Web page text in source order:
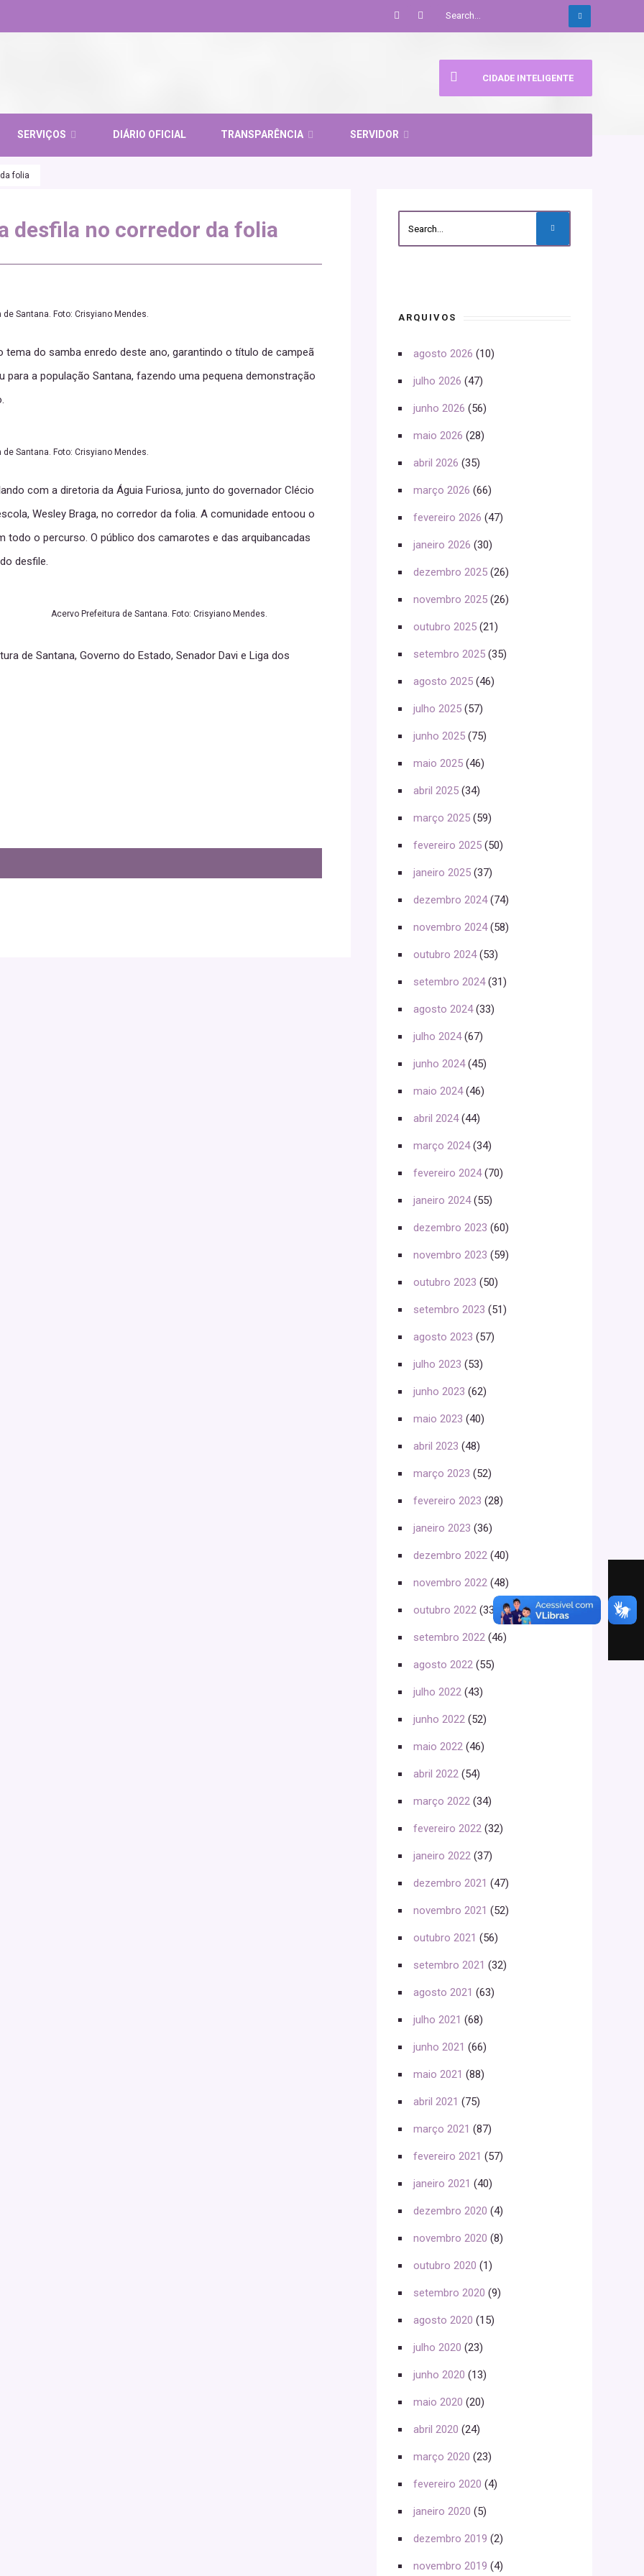
SERVIÇOS DIÁRIO OFICIAL TRANSPARÊNCIA SERVIDOR
CIDADE INTELIGENTE
folia
desfila no corredor da folia
Santana. Foto: Crisyiano Mendes.
tema do samba enredo deste ano, garantindo o título de campeã
a população Santana, fazendo uma pequena demonstração
Santana. Foto: Crisyiano Mendes.
com a diretoria da Águia Furiosa, junto do governador Clécio
Wesley Braga, no corredor da folia. A comunidade entoou o
o percurso. O público dos camarotes e das arquibancadas
desfile.
Acervo Prefeitura de Santana. Foto: Crisyiano Mendes.
de Santana, Governo do Estado, Senador Davi e Liga dos
ARQUIVOS
agosto 2026 (10)
julho 2026 (47)
junho 2026 (56)
maio 2026 (28)
abril 2026 (35)
março 2026 (66)
fevereiro 2026 (47)
janeiro 2026 (30)
dezembro 2025 (26)
novembro 2025 (26)
outubro 2025 (21)
setembro 2025 (35)
agosto 2025 (46)
julho 2025 (57)
junho 2025 (75)
maio 2025 (46)
abril 2025 (34)
março 2025 (59)
fevereiro 2025 (50)
janeiro 2025 (37)
dezembro 2024(74)
novembro 2024(58)
outubro 2024(53)
setembro 2024(31)
agosto 2024(33)
julho 2024(67)
junho 2024(45)
maio 2024(46)
abril 2024(44)
março 2024(34)
fevereiro 2024(70)
janeiro 2024(55)
dezembro 2023 (60)
novembro 2023 (59)
outubro 2023 (50)
setembro 2023 (51)
agosto 2023 (57)
julho 2023 (53)
junho 2023 (62)
maio 2023 (40)
abril 2023 (48)
março 2023 (52)
fevereiro 2023 (28)
janeiro 2023 (36)
dezembro 2022 (40)
novembro 2022 (48)
outubro 2022 (33)
setembro 2022 (46)
agosto 2022 (55)
julho 2022 (43)
junho 2022 (52)
maio 2022 (46)
abril 2022 (54)
março 2022 (34)
fevereiro 2022 (32)
janeiro 2022 (37)
dezembro 2021 (47)
novembro 2021 (52)
outubro 2021 (56)
setembro 2021 (32)
agosto 2021 (63)
julho 2021 (68)
junho 2021 (66)
maio 2021 (88)
abril 2021 (75)
março 2021 (87)
fevereiro 2021 (57)
janeiro 2021 (40)
dezembro 2020 (4)
novembro 2020 (8)
outubro 2020 (1)
setembro 2020 (9)
agosto 2020 (15)
julho 2020 (23)
junho 2020 (13)
maio 2020 (20)
abril 2020 (24)
março 2020 (23)
fevereiro 2020 (4)
janeiro 2020 (5)
dezembro 2019 (2)
novembro 2019 (4)